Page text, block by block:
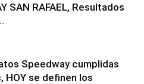
SAN RAFAEL, Resultados
Speedway cumplidas
HOY se definen los